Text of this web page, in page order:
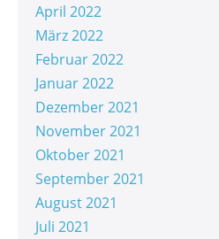
April 2022
März 2022
Februar 2022
Januar 2022
Dezember 2021
November 2021
Oktober 2021
September 2021
August 2021
Juli 2021